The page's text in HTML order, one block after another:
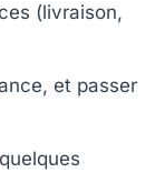
(livraison,
et passer